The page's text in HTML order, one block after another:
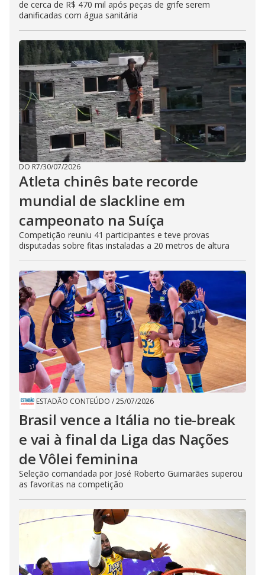
de cerca de R$ 470 mil após peças de grife serem
danificadas com água sanitária
DO R7/30/07/2026
Atleta chinês bate recorde
mundial de slackline em
campeonato na Suíça
Competição reuniu 41 participantes e teve provas
disputadas sobre fitas instaladas a 20 metros de altura
ESTADÃO CONTEÚDO /25/07/2026
Brasil vence a Itália no tie-break
e vai à final da Liga das Nações
de Vôlei feminina
Seleção comandada por José Roberto Guimarães superou
as favoritas na competição